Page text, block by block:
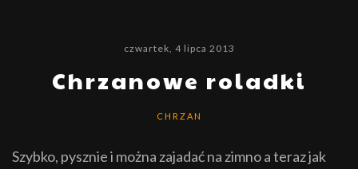
czwartek, 4 lipca 2013
Chrzanowe roladki
CHRZAN
Szybko, pysznie i można zajadać na zimno a teraz jak